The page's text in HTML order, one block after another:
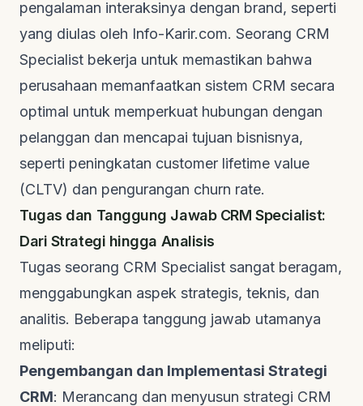
pengalaman interaksinya dengan brand, seperti
yang diulas oleh Info-Karir.com. Seorang CRM
Specialist bekerja untuk memastikan bahwa
perusahaan memanfaatkan sistem CRM secara
optimal untuk memperkuat hubungan dengan
pelanggan dan mencapai tujuan bisnisnya,
seperti peningkatan customer lifetime value
(CLTV) dan pengurangan churn rate.
Tugas dan Tanggung Jawab CRM Specialist:
Dari Strategi hingga Analisis
Tugas seorang CRM Specialist sangat beragam,
menggabungkan aspek strategis, teknis, dan
analitis. Beberapa tanggung jawab utamanya
meliputi:
Pengembangan dan Implementasi Strategi
CRM: Merancang dan menyusun strategi CRM